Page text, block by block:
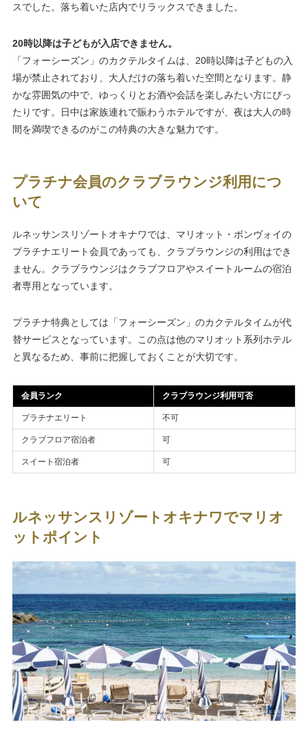
スでした。落ち着いた店内でリラックスできました。
20時以降は子どもが入店できません。
「フォーシーズン」のカクテルタイムは、20時以降は子どもの入
場が禁止されており、大人だけの落ち着いた空間となります。静
かな雰囲気の中で、ゆっくりとお酒や会話を楽しみたい方にぴっ
たりです。日中は家族連れで賑わうホテルですが、夜は大人の時
間を満喫できるのがこの特典の大きな魅力です。
プラチナ会員のクラブラウンジ利用につ
いて
ルネッサンスリゾートオキナワでは、マリオット・ボンヴォイの
プラチナエリート会員であっても、クラブラウンジの利用はでき
ません。クラブラウンジはクラブフロアやスイートルームの宿泊
者専用となっています。
プラチナ特典としては「フォーシーズン」のカクテルタイムが代
替サービスとなっています。この点は他のマリオット系列ホテル
と異なるため、事前に把握しておくことが大切です。
会員ランク クラブラウンジ利用可否
プラチナエリート 不可
クラブフロア宿泊者 可
スイート宿泊者 可
ルネッサンスリゾートオキナワでマリオ
ットポイント